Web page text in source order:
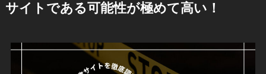
サイトである可能性が極めて高い！